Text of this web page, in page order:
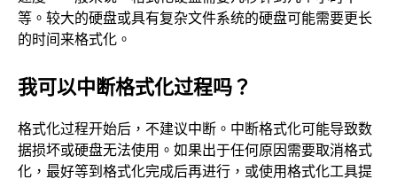
等。较大的硬盘或具有复杂文件系统的硬盘可能需要更长
的时间来格式化。
我可以中断格式化过程吗？
格式化过程开始后，不建议中断。中断格式化可能导致数
据损坏或硬盘无法使用。如果出于任何原因需要取消格式
化，最好等到格式化完成后再进行，或使用格式化工具提